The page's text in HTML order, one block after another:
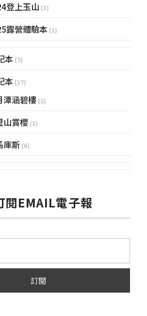
登上玉山 (1)
露營體驗本 (1)
本 (7)
本 (17)
潭涵碧樓 (1)
山賞櫻 (1)
庫斯 (6)
閱EMAIL電子報